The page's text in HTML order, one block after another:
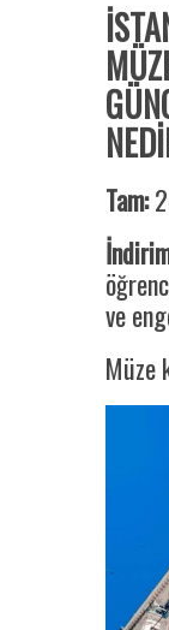
Tam:
ve
Müze